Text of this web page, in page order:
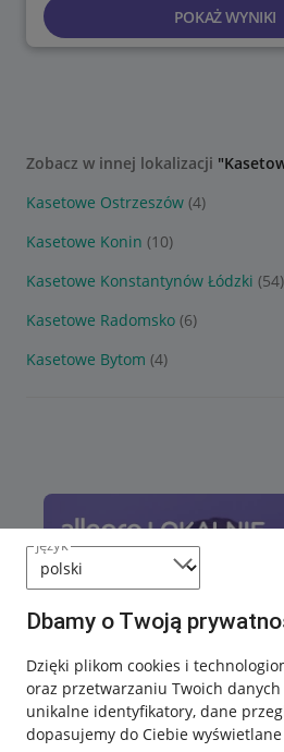
język
Dbamy o Twoją
Dzięki plikom cookies i
oraz przetwarzaniu Twoich danych
unikalne identyfikatory, dane
dopasujemy do Ciebie
POKAŻ WYNIKI
Zobacz w innej lokalizacji
Kasetowe Ostrzeszów (4)
Kasetowe Konin (10)
Kasetowe Konstantynów Łódzki (54)
Kasetowe Radomsko (6)
Kasetowe Bytom (4)